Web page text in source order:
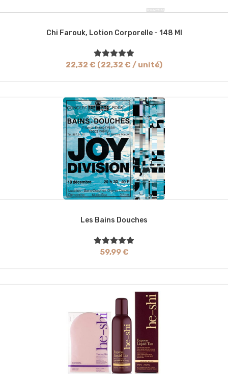
Chi Farouk, Lotion Corporelle - 148 Ml
22,32 € (22,32 € / unité)
Les Bains Douches
59,99 €